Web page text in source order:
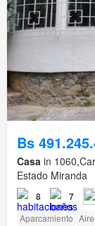
Bs
Casa in
Estado Miranda
8 7
Aparcamiento